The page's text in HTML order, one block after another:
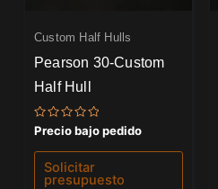
Custom Half Hulls
Pearson 30-Custom
Half Hull
Valorado
0
de
Precio bajo pedido
Solicitar
presupuesto